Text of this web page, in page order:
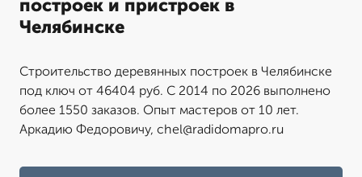
построек и пристроек в
Челябинске
Строительство деревянных построек в Челябинске
под ключ от 46404 руб. С 2014 по 2026 выполнено
более 1550 заказов. Опыт мастеров от 10 лет.
Аркадию Федоровичу, chel@radidomapro.ru